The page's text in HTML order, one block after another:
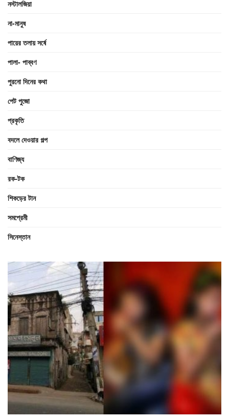
নস্টালজিয়া
না-মানুষ
পায়ের তলায় সর্ষে
পালা- পাব্বণ
পুরনো দিনের কথা
পেট পুজো
প্রকৃতি
বদলে দেওয়ার গল্প
বাণিজ্য
রক-টক
শিকড়ের টান
সমপ্রেমী
সিনেস্তান